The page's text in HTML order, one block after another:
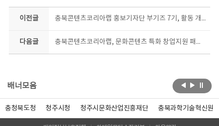
이전글 충북콘텐츠코리아랩 홍보기자단 부기즈 7기, 활동 개시
다음글 충북콘텐츠코리아랩, 문화콘텐츠 특화 창업지원 패키지 참여 예비창업자 모집
배너모음
충청북도청 청주시청 청주시문화산업진흥재단 충북과학기술혁신원